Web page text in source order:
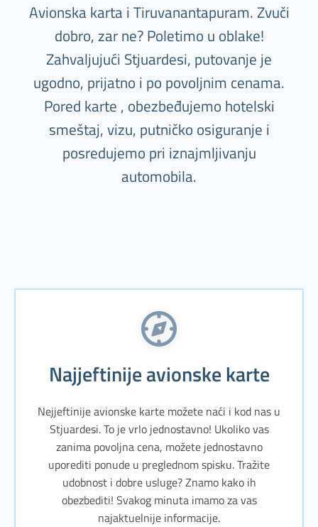
Avionska karta i Tiruvanantapuram. Zvuči
dobro, zar ne? Poletimo u oblake!
Zahvaljujući Stjuardesi, putovanje je
ugodno, prijatno i po povoljnim cenama.
Pored karte , obezbeđujemo hotelski
smeštaj, vizu, putničko osiguranje i
posredujemo pri iznajmljivanju
automobila.
Najjeftinije avionske karte
Nejjeftinije avionske karte možete naći i kod nas u
Stjuardesi. To je vrlo jednostavno! Ukoliko vas
zanima povoljna cena, možete jednostavno
uporediti ponude u preglednom spisku. Tražite
udobnost i dobre usluge? Znamo kako ih
obezbediti! Svakog minuta imamo za vas
najaktuelnije informacije.